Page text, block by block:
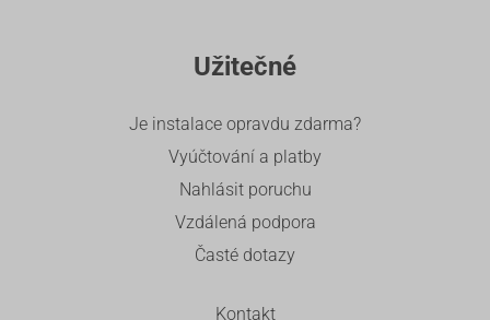
Užitečné
Je instalace opravdu zdarma?
Vyúčtování a platby
Nahlásit poruchu
Vzdálená podpora
Časté dotazy
Kontakt